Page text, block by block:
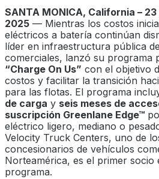
SANTA MONICA, California –
2025 — Mientras los costos
eléctricos a batería continúan
líder en infraestructura pública
comerciales, lanzó su programa
“Charge On Us” con el objetivo
costos y facilitar la transición
para las flotas. El programa
de carga y seis meses de
suscripción Greenlane Edge™
eléctrico ligero, mediano o
Velocity Truck Centers, uno de
concesionarios de vehículos
Norteamérica, es el primer socio
programa.